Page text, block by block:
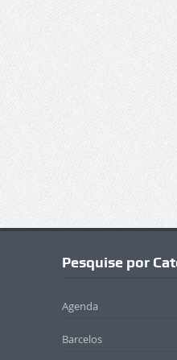
Pesquise por
Agenda
Barcelos